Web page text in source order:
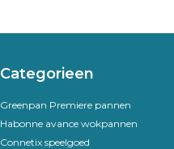
Categorieen
Greenpan Premiere pannen
Habonne avance wokpannen
Connetix speelgoed